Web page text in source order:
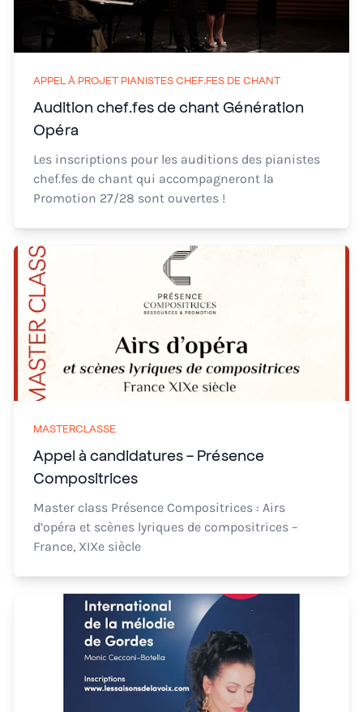
APPEL À PROJET PIANISTES CHEF.FES DE CHANT
Audition chef.fes de chant Génération
Opéra
Les inscriptions pour les auditions des pianistes
chef.fes de chant qui accompagneront la
Promotion 27/28 sont ouvertes !
MASTERCLASSE
Appel à candidatures - Présence
Compositrices
Master class Présence Compositrices : Airs
d’opéra et scènes lyriques de compositrices –
France, XIXe siècle